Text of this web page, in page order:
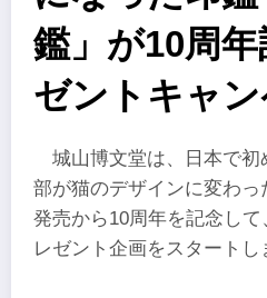
鑑」が10周
ゼントキャ
城山博文堂は、日本で
部が猫のデザインに変わ
発売から10周年を記念し
レゼント企画をスタートし